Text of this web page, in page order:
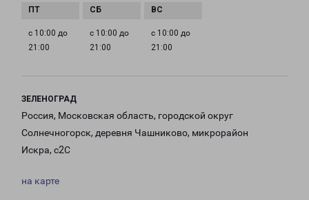
с 10:00 до
21:00
с 10:00 до
21:00
с 10:00 до
21:00
ЗЕЛЕНОГРАД
Россия, Московская область, городской округ
Солнечногорск, деревня Чашниково, микрорайон
Искра, с2С
на карте